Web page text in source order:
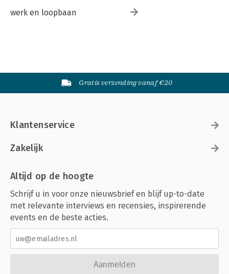
werk en loopbaan
Gratis verzending vanaf €20
Klantenservice
Zakelijk
Altijd op de hoogte
Schrijf u in voor onze nieuwsbrief en blijf up-to-date
met relevante interviews en recensies, inspirerende
events en de beste acties.
Aanmelden